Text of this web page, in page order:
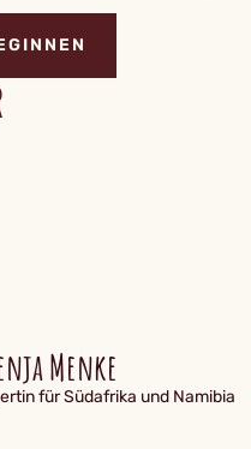
Menke
für Südafrika und Namibia